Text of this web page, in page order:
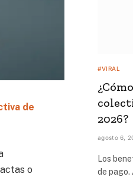
de
o
#VIRAL
2026?
agosto 6,
Los
de pago.